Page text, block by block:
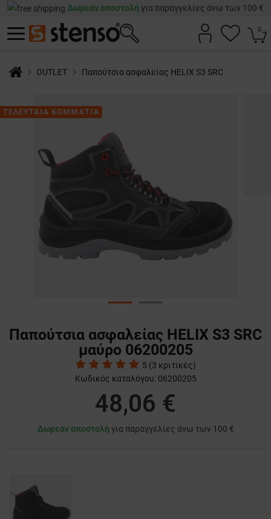
Δωρεάν αποστολή για παραγγελίες άνω των 100 €
0
OUTLET Παπούτσια ασφαλείας HELIX S3 SRC
ΤΕΛΕΥΤΑΙΑ ΚΟΜΜΑΤΙΑ
Παπούτσια ασφαλείας HELIX S3 SRC
μαύρο 06200205
5 (3 κριτικές)
Κωδικός καταλόγου: 06200205
48,06 €
Δωρεάν αποστολή για παραγγελίες άνω των 100 €